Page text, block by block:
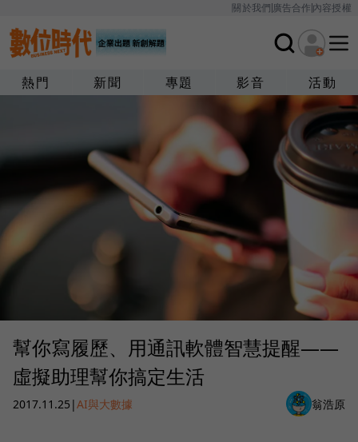
關於我們廣告合作內容授權
熱門 新聞 專題 影音 活動
幫你寫履歷、用通訊軟體智慧提醒——
虛擬助理幫你搞定生活
2017.11.25 |AI與大數據 翁浩原